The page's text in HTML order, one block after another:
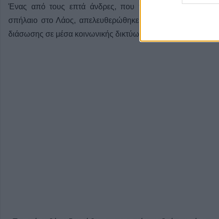
Ένας από τους επτά άνδρες, που παραμένουν για
σπήλαιο στο Λάος, απελευθερώθηκε σήμερα (29/5) το
διάσωσης σε μέσα κοινωνικής δικτύωσης.